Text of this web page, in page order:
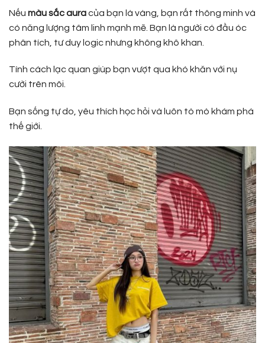
Nếu màu sắc auracủa bạn là vàng, bạn rất thông minh và
có năng lượng tâm linh mạnh mẽ. Bạn là người có đầu óc
phân tích, tư duy logic nhưng không khô khan.
Tính cách lạc quan giúp bạn vượt qua khó khăn với nụ
cười trên môi.
Bạn sống tự do, yêu thích học hỏi và luôn tò mò khám phá
thế giới.